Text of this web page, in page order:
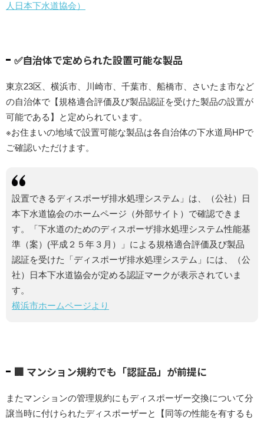
人日本下水道協会）
✅自治体で定められた設置可能な製品
東京23区、横浜市、川崎市、千葉市、船橋市、さいたま市など
の自治体で【規格適合評価及び製品認証を受けた製品の設置が
可能である】と定められています。
※お住まいの地域で設置可能な製品は各自治体の下水道局HPで
ご確認いただけます。
設置できるディスポーザ排水処理システム」は、（公社）日
本下水道協会のホームページ（外部サイト）で確認できま
す。「下水道のためのディスポーザ排水処理システム性能基
準（案）(平成２５年３月）」による規格適合評価及び製品
認証を受けた「ディスポーザ排水処理システム」には、（公
社）日本下水道協会が定める認証マークが表示されていま
す。
横浜市ホームページより
🏢 マンション規約でも「認証品」が前提に
またマンションの管理規約にもディスポーザー交換について分
譲当時に付けられたディスポーザーと【同等の性能を有するも